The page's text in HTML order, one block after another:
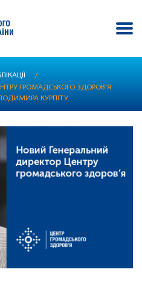
/
ГРОМАДСЬКОГО ЗДОРОВ’Я
КУРПІТУ